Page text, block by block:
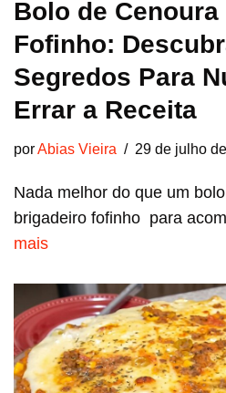
Bolo de
Fofinho:
Segredos Para
Errar a Receita
porAbias Vieira 29 de julho
Nada melhor do que um
brigadeiro fofinho para
mais